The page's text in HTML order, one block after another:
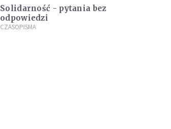
Solidarność - pytania bez
odpowiedzi
CZASOPISMA